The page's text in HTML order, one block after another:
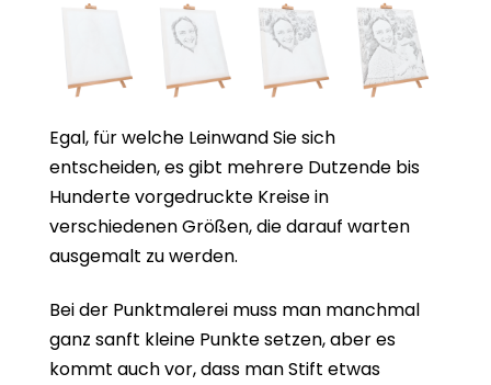
Egal, für welche Leinwand Sie sich
entscheiden, es gibt mehrere Dutzende bis
Hunderte vorgedruckte Kreise in
verschiedenen Größen, die darauf warten
ausgemalt zu werden.
Bei der Punktmalerei muss man manchmal
ganz sanft kleine Punkte setzen, aber es
kommt auch vor, dass man Stift etwas